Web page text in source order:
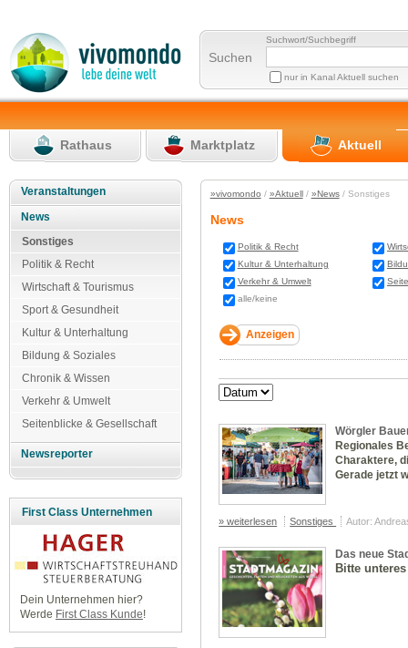
Suchen
Suchwort/Suchbegriff
nur in Kanal Aktuell suchen
Rathaus Marktplatz Aktuell
Veranstaltungen
News
Sonstiges
Politik & Recht
Wirtschaft & Tourismus
Sport & Gesundheit
Kultur & Unterhaltung
Bildung & Soziales
Chronik & Wissen
Verkehr & Umwelt
Seitenblicke & Gesellschaft
Newsreporter
First Class Unternehmen
Dein Unternehmen hier?
Werde First Class Kunde!
»vivomondo / »Aktuell/ »News/ Sonstiges
News
Politik & Recht
Kultur & Unterhaltung
Verkehr & Umwelt
alle/keine
Wörgler
Regionales
Charaktere,
Gerade jetzt
» weiterlesen Sonstiges Autor:
Das neue
Bitte